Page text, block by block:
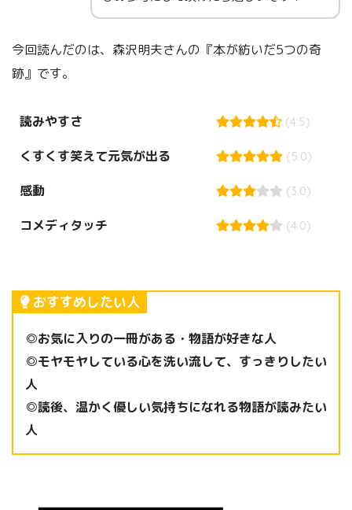
今回読んだのは、森沢明夫さんの『本が紡いだ5つの奇
跡』です。
読みやすさ (4.5)
くすくす笑えて元気が出る (5.0)
感動 (3.0)
コメディタッチ (4.0)
おすすめしたい人
◎お気に入りの一冊がある・物語が好きな人
◎モヤモヤしている心を洗い流して、すっきりしたい
人
◎読後、温かく優しい気持ちになれる物語が読みたい
人